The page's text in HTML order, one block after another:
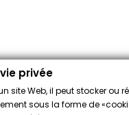
privée
site Web, il peut stocker ou
sous la forme de